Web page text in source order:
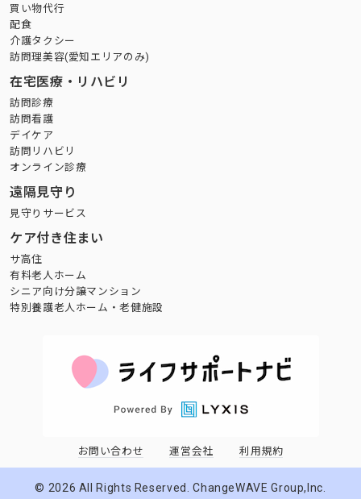
買い物代行
配食
介護タクシー
訪問理美容(愛知エリアのみ)
在宅医療・リハビリ
訪問診療
訪問看護
デイケア
訪問リハビリ
オンライン診療
遠隔見守り
見守りサービス
ケア付き住まい
サ高住
有料老人ホーム
シニア向け分譲マンション
特別養護老人ホーム・老健施設
お問い合わせ 運営会社 利用規約
© 2026 All Rights Reserved. ChangeWAVE Group,Inc.